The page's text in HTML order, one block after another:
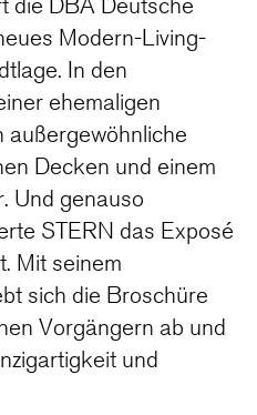
Modern-Living-
In den
ehemaligen
außergewöhnliche
Decken und einem
Und genauso
STERN das Exposé
Mit seinem
sich die Broschüre
Vorgängern ab und
und